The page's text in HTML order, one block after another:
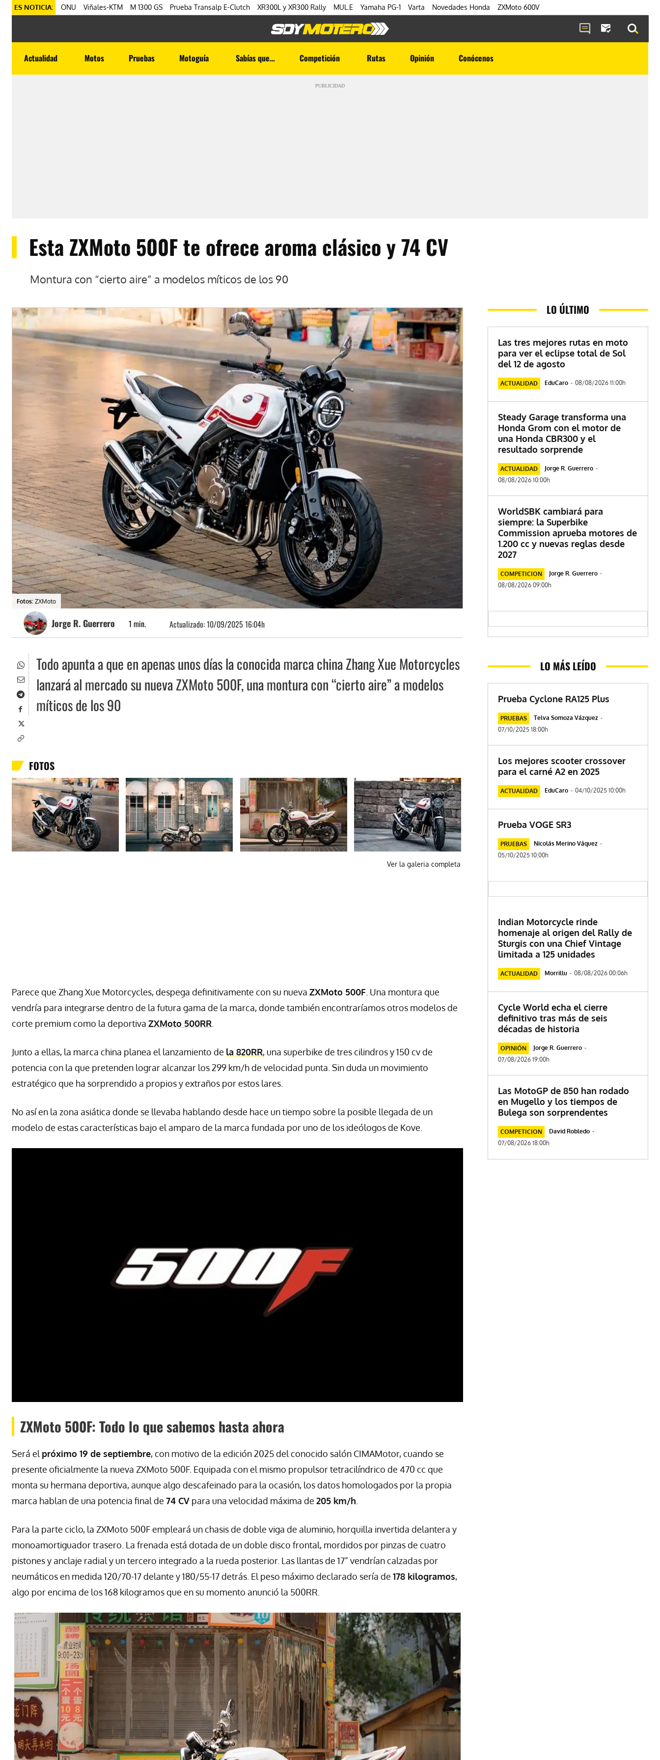
ES NOTICIA: ONU Viñales-KTM M 1300 GS Prueba Transalp E-Clutch XR300L y XR300 Rally MUL.E Yamaha PG-1 Varta Novedades Honda ZXMoto 600V
Actualidad Motos Pruebas Motoguía Sabías que… Competición Rutas Opinión Conócenos
PUBLICIDAD
Esta ZXMoto 500F te ofrece aroma clásico y 74 CV
Montura con “cierto aire” a modelos míticos de los 90
Fotos: ZXMoto
Jorge R. Guerrero 1 min. Actualizado:10/09/2025 16:04h
Todo apunta a que en apenas unos días la conocida marca china Zhang Xue Motorcycles
lanzará al mercado su nueva ZXMoto 500F, una montura con “cierto aire” a modelos
míticos de los 90
FOTOS
Ver la galeria completa
Parece que Zhang Xue Motorcycles, despega definitivamente con su nueva ZXMoto 500F . Una montura que
vendría para integrarse dentro de la futura gama de la marca, donde también encontraríamos otros modelos de
corte premium como la deportiva ZXMoto 500RR
Junto a ellas, la marca china planea el lanzamiento de la 820RR, una superbike de tres cilindros y 150 cv de
potencia con la que pretenden lograr alcanzar los 299 km/h de velocidad punta. Sin duda un movimiento
estratégico que ha sorprendido a propios y extraños por estos lares.
No así en la zona asiática donde se llevaba hablando desde hace un tiempo sobre la posible llegada de un
modelo de estas características bajo el amparo de la marca fundada por uno de los ideólogos de Kove.
ZXMoto 500F: Todo lo que sabemos hasta ahora
Será el próximo 19 de septiembre, con motivo de la edición 2025 del conocido salón CIMAMotor, cuando se
presente oficialmente la nueva ZXMoto 500F. Equipada con el mismo propulsor tetracilíndrico de 470 cc que
monta su hermana deportiva, aunque algo descafeinado para la ocasión, los datos homologados por la propia
marca hablan de una potencia final de 74 CV para una velocidad máxima de 205 km/h
Para la parte ciclo, la ZXMoto 500F empleará un chasis de doble viga de aluminio, horquilla invertida delantera y
monoamortiguador trasero. La frenada está dotada de un doble disco frontal, mordidos por pinzas de cuatro
pistones y anclaje radial y un tercero integrado a la rueda posterior. Las llantas de 17” vendrían calzadas por
neumáticos en medida 120/70-17 delante y 180/55-17 detrás. El peso máximo declarado sería de 178 kilogramos,
algo por encima de los 168 kilogramos que en su momento anunció la 500RR.
LO ÚLTIMO
Las tres mejores rutas en moto
para ver el eclipse total de Sol
del 12 de agosto
ACTUALIDAD EduCaro - 08/08/2026 11:00h
Steady Garage transforma una
Honda Grom con el motor de
una Honda CBR300 y el
resultado sorprende
ACTUALIDAD Jorge R. Guerrero -
08/08/2026 10:00h
WorldSBK cambiará para
siempre: la Superbike
Commission aprueba motores de
1.200 cc y nuevas reglas desde
2027
COMPETICION Jorge R. Guerrero -
08/08/2026 09:00h
LO MÁS LEÍDO
Prueba Cyclone RA125 Plus
PRUEBAS Telva Somoza Vázquez -
07/10/2025 18:00h
Los mejores scooter crossover
para el carné A2 en 2025
ACTUALIDAD EduCaro - 04/10/2025 10:00h
Prueba VOGE SR3
PRUEBAS Nicolás Merino Váquez -
05/10/2025 10:00h
Indian Motorcycle rinde
homenaje al origen del Rally de
Sturgis con una Chief Vintage
limitada a 125 unidades
ACTUALIDAD Morrillu - 08/08/2026 00:06h
Cycle World echa el cierre
definitivo tras más de seis
décadas de historia
OPINIÓN Jorge R. Guerrero -
07/08/2026 19:00h
Las MotoGP de 850 han rodado
en Mugello y los tiempos de
Bulega son sorprendentes
COMPETICION David Robledo -
07/08/2026 18:00h